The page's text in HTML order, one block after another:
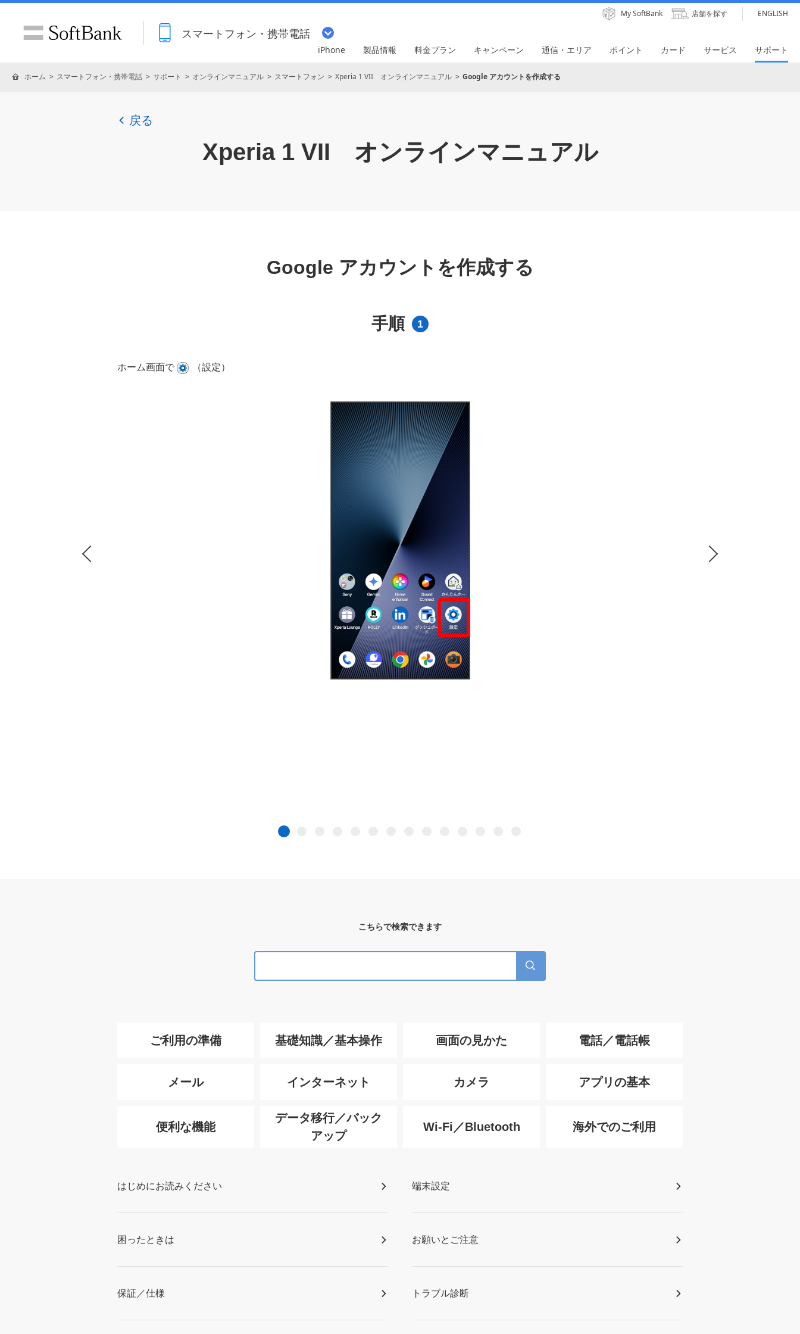
スマートフォン・携帯電話
My SoftBank 店舗を探す ENGLISH
iPhone 製品情報 料金プラン キャンペーン 通信・エリア ポイント カード サービス サポート
ホーム スマートフォン・携帯電話 サポート オンラインマニュアル スマートフォン Xperia 1 VII オンラインマニュアル Google アカウントを作成する
戻る
Xperia 1 VII オンラインマニュアル
Google アカウントを作成する
手順 1
ホーム画面で （設定）
こちらで検索できます
ご利用の準備 基礎知識／基本操作 画面の見かた 電話／電話帳
メール インターネット カメラ アプリの基本
便利な機能
データ移行／バック
アップ
Wi-Fi／Bluetooth 海外でのご利用
はじめにお読みください 端末設定
困ったときは お願いとご注意
保証／仕様 トラブル診断